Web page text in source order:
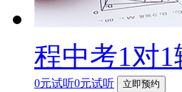
程中考1对
0元试听0元试听 立即预约